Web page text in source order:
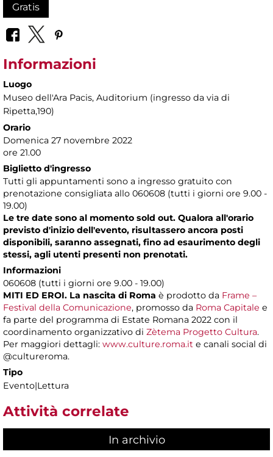
Gratis
Informazioni
Luogo
Museo dell'Ara Pacis, Auditorium (ingresso da via di
Ripetta,190)
Orario
Domenica 27 novembre 2022
ore 21.00
Biglietto d'ingresso
Tutti gli appuntamenti sono a ingresso gratuito con
prenotazione consigliata allo 060608 (tutti i giorni ore 9.00 -
19.00)
Le tre date sono al momento sold out. Qualora all'orario
previsto d'inizio dell'evento, risultassero ancora posti
disponibili, saranno assegnati, fino ad esaurimento degli
stessi, agli utenti presenti non prenotati.
Informazioni
060608 (tutti i giorni ore 9.00 - 19.00)
MITI ED EROI. La nascita di Roma è prodotto da Frame –
Festival della Comunicazione, promosso da Roma Capitale e
fa parte del programma di Estate Romana 2022 con il
coordinamento organizzativo di Zètema Progetto Cultura.
Per maggiori dettagli: www.culture.roma.it e canali social di
@cultureroma.
Tipo
Evento|Lettura
Attività correlate
In archivio